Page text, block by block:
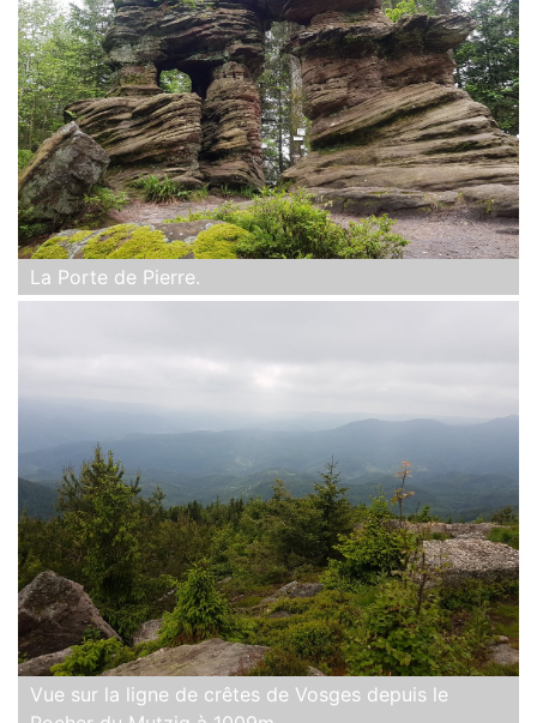
La Porte de Pierre.
Vue sur la ligne de crêtes de Vosges depuis le